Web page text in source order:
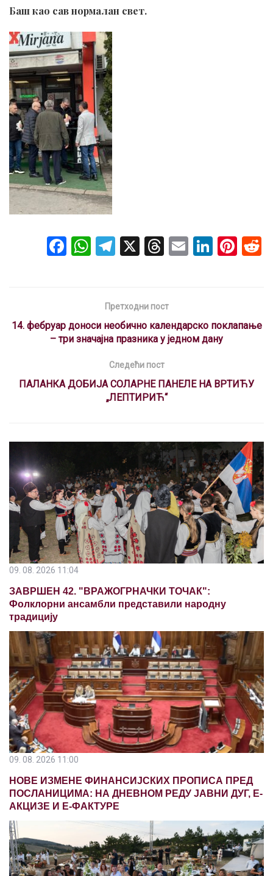
Баш као сав нормалан свет.
F
o
o
W
s
A
p
p
T
gr
a
m
X T
d
s
E Li
n
Pi
t
Претходни пост
14. фебруар доноси необично календарско поклапање
– три значајна празника у једном дану
Следећи пост
ПАЛАНКА ДОБИЈА СОЛАРНЕ ПАНЕЛЕ НА ВРТИЋУ
„ЛЕПТИРИЋ“
09. 08. 2026 11:04
ЗАВРШЕН 42. "ВРАЖОГРНАЧКИ ТОЧАК":
Фолклорни ансамбли представили народну
традицију
09. 08. 2026 11:00
НОВЕ ИЗМЕНЕ ФИНАНСИЈСКИХ ПРОПИСА ПРЕД
ПОСЛАНИЦИМА: НА ДНЕВНОМ РЕДУ ЈАВНИ ДУГ, Е-
АКЦИЗЕ И Е-ФАКТУРЕ